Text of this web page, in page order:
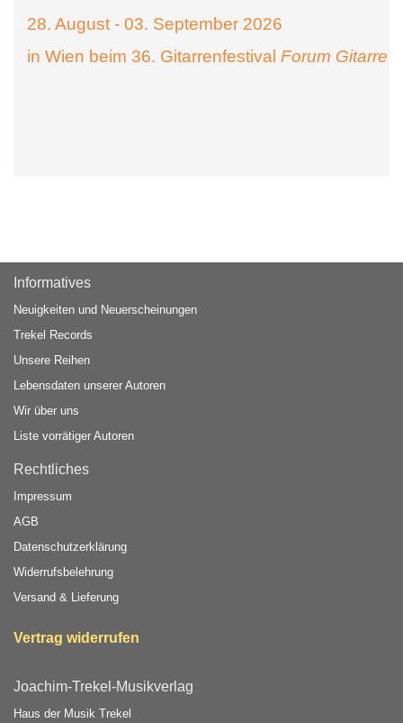
28. August - 03. September 2026
in Wien beim 36. Gitarrenfestival Forum Gitarre
Informatives
Neuigkeiten und Neuerscheinungen
Trekel Records
Unsere Reihen
Lebensdaten unserer Autoren
Wir über uns
Liste vorrätiger Autoren
Rechtliches
Impressum
AGB
Datenschutzerklärung
Widerrufsbelehrung
Versand & Lieferung
Vertrag widerrufen
Joachim-Trekel-Musikverlag
Haus der Musik Trekel